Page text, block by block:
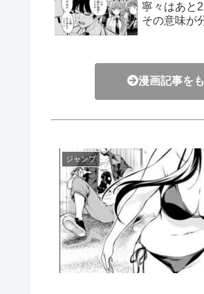
寧々はあと
その意味が
漫画記事を
ジャンプ